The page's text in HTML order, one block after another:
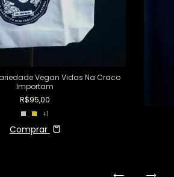
Vegan Vidas Na Craco
Importam
R$95,00
+1
Comprar